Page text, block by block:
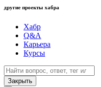
другие проекты хабра
Хабр
Q&A
Карьера
Курсы
Закрыть